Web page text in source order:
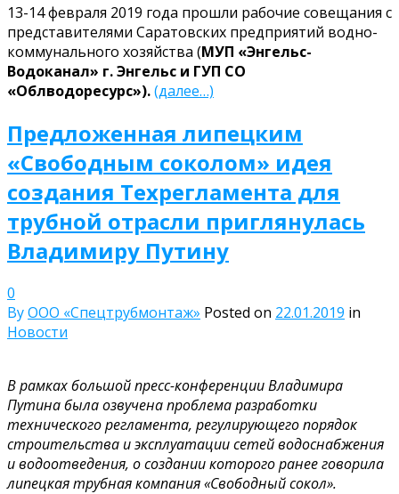
13-14 февраля 2019 года прошли рабочие совещания с
представителями Саратовских предприятий водно-
коммунального хозяйства (МУП «Энгельс-
Водоканал» г. Энгельс и ГУП СО
«Облводоресурс»).(далее…)
Предложенная липецким
«Свободным соколом» идея
создания Техрегламента для
трубной отрасли приглянулась
Владимиру Путину
0
ByООО «Спецтрубмонтаж» Posted on 22.01.2019 in
Новости
В рамках большой пресс-конференции Владимира
Путина была озвучена проблема разработки
технического регламента, регулирующего порядок
строительства и эксплуатации сетей водоснабжения
и водоотведения, о создании которого ранее говорила
липецкая трубная компания «Свободный сокол».